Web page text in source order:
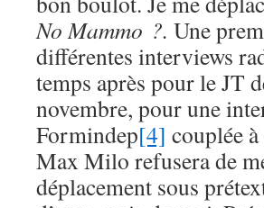
No Mammo ?. Une
différentes interviews
temps après pour le JT
novembre, pour une
Formindep[4] couplée
Max Milo refusera de
déplacement sous